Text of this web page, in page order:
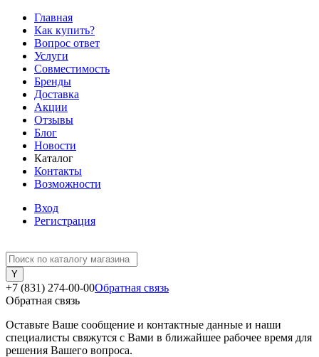
Главная
Как купить?
Вопрос ответ
Услуги
Совместимость
Бренды
Доставка
Акции
Отзывы
Блог
Новости
Каталог
Контакты
Возможности
Вход
Регистрация
+7 (831) 274-00-00Обратная связь
Обратная связь
Оставьте Ваше сообщение и контактные данные и наши
специалисты свяжутся с Вами в ближайшее рабочее время для
решения Вашего вопроса.